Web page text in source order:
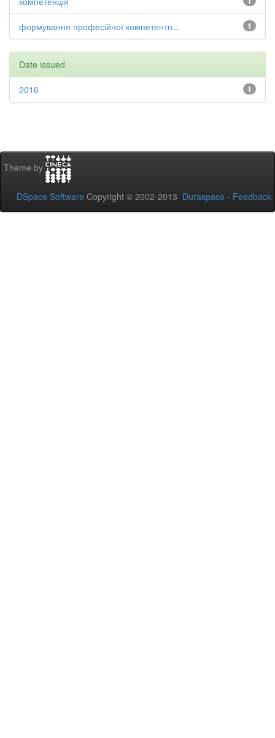
1
формування професійної компетентн...
Date issued
1
2016
Theme by
DSpace Software Copyright © 2002-2013 Duraspace - Feedback